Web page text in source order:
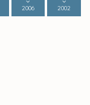
2006
2002